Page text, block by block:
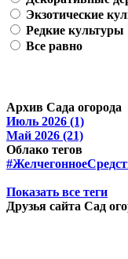
Экзотические
Редкие культуры
Все равно
Архив Сада огорода
Июль 2026 (1)
Май 2026 (21)
Облако тегов
Показать все теги
Друзья сайта Сад